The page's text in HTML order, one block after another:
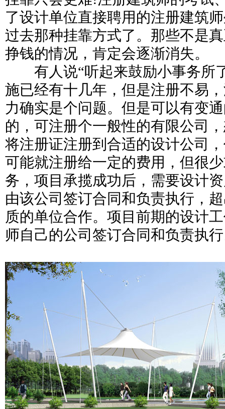
了设计单位直接聘用的注册建筑
过去那种挂靠方式了。那些不是
挣钱的情况，肯定会逐渐消失。
有人说“听起来鼓励小事务所
施已经有十几年，但是注册不易
力确实是个问题。但是可以有变
的，可注册个一般性的有限公司
将注册证注册到合适的设计公司
可能就注册给一定的费用，但很
务，项目承揽成功后，需要设计
由该公司签订合同和负责执行，
质的单位合作。项目前期的设计
师自己的公司签订合同和负责执